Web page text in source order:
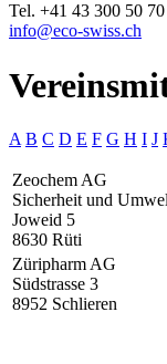
Tel. +41 43 300 50 70
info@eco-swiss.ch
A B C D E F G H I J
Zeochem AG
Sicherheit und
Joweid 5
8630 Rüti
Züripharm AG
Südstrasse 3
8952 Schlieren